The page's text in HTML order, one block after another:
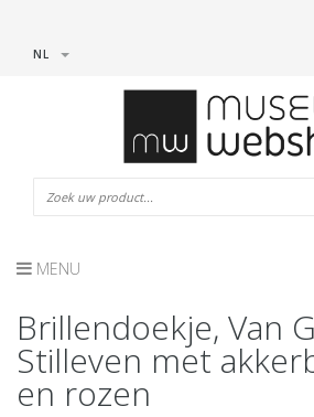
NL
MENU
Brillendoekje, Van
Stilleven met
en rozen